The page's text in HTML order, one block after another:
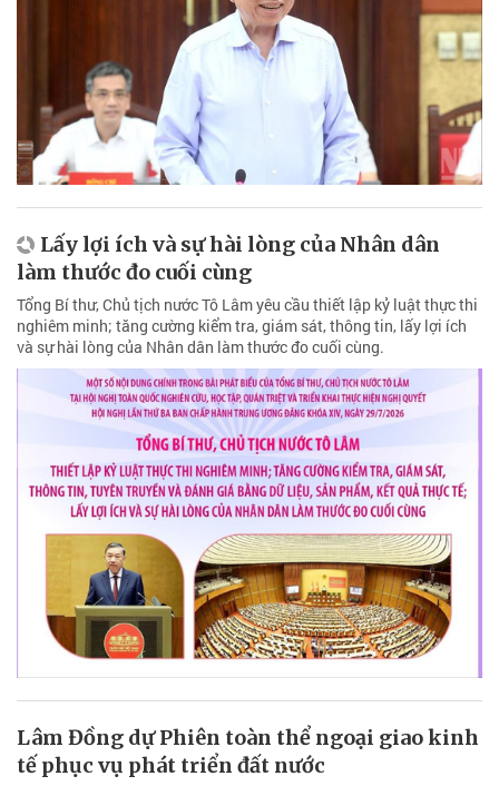
Lấy lợi ích và sự hài lòng của Nhân dân
làm thước đo cuối cùng
Tổng Bí thư, Chủ tịch nước Tô Lâm yêu cầu thiết lập kỷ luật thực thi
nghiêm minh; tăng cường kiểm tra, giám sát, thông tin, lấy lợi ích
và sự hài lòng của Nhân dân làm thước đo cuối cùng.
Lâm Đồng dự Phiên toàn thể ngoại giao kinh
tế phục vụ phát triển đất nước